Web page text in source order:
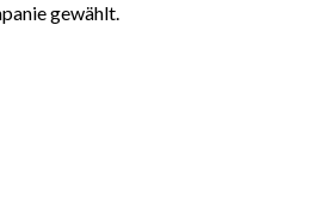
gewählt.